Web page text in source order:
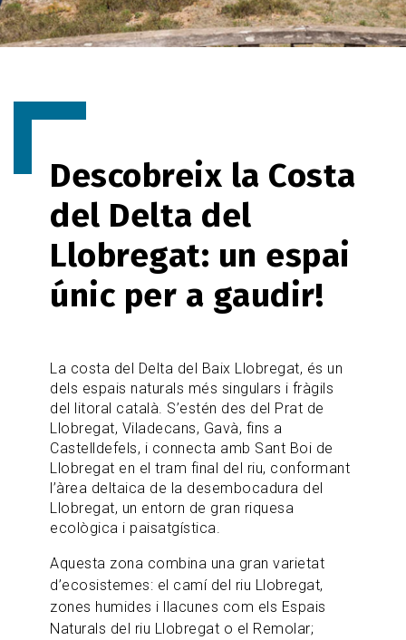
Descobreix la Costa
del Delta del
Llobregat: un espai
únic per a gaudir!
La costa del Delta del Baix Llobregat, és un
dels espais naturals més singulars i fràgils
del litoral català. S’estén des del Prat de
Llobregat, Viladecans, Gavà, fins a
Castelldefels, i connecta amb Sant Boi de
Llobregat en el tram final del riu, conformant
l’àrea deltaica de la desembocadura del
Llobregat, un entorn de gran riquesa
ecològica i paisatgística.
Aquesta zona combina una gran varietat
d’ecosistemes: el camí del riu Llobregat,
zones humides i llacunes com els Espais
Naturals del riu Llobregat o el Remolar;